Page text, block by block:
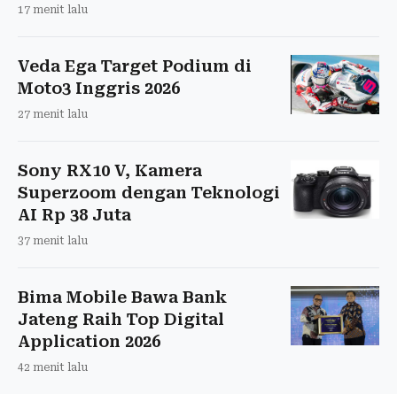
17 menit lalu
Veda Ega Target Podium di
Moto3 Inggris 2026
27 menit lalu
Sony RX10 V, Kamera
Superzoom dengan Teknologi
AI Rp 38 Juta
37 menit lalu
Bima Mobile Bawa Bank
Jateng Raih Top Digital
Application 2026
42 menit lalu